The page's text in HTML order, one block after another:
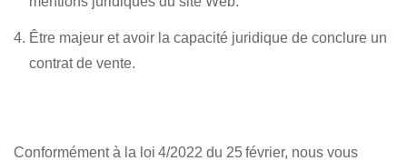
Être majeur et avoir la capacité juridique de conclure un
contrat de vente.
Conformément à la loi 4/2022 du 25 février, nous vous